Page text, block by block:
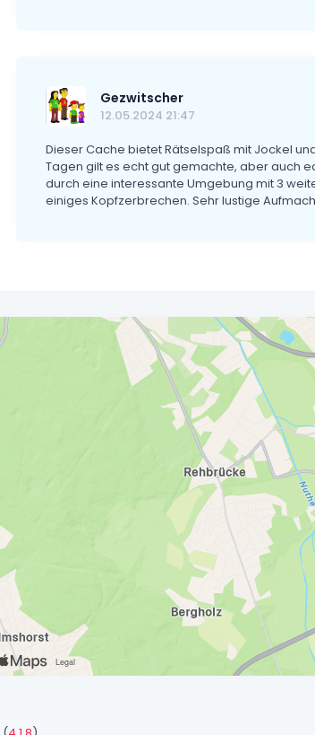
Gezwitscher
12.05.2024 21:47
Dieser Cache bietet Rätselspaß mit Jockel
Tagen gilt es echt gut gemachte, aber auch
durch eine interessante Umgebung mit 3
einiges Kopfzerbrechen. Sehr lustige